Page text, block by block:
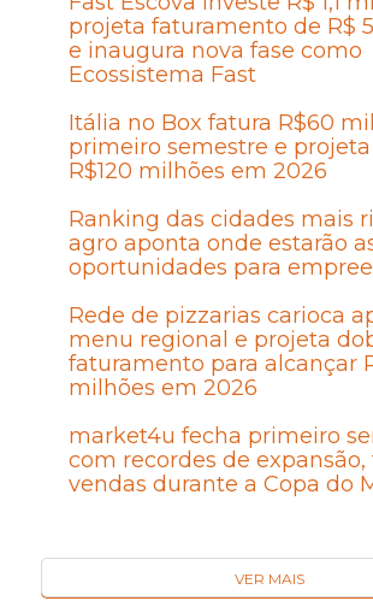
projeta faturamento de R$
e inaugura nova fase como
Ecossistema Fast
Itália no Box fatura R$60
primeiro semestre e
R$120 milhões em 2026
Ranking das cidades mais
agro aponta onde estarão
oportunidades para
Rede de pizzarias carioca
menu regional e projeta
faturamento para alcançar
milhões em 2026
market4u fecha primeiro
com recordes de expansão,
vendas durante a Copa do
VER MAIS